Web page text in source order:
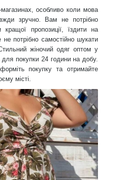
магазинах, особливо коли мова
зручно. Вам не потрібно
пропозиції, їздити на
потрібно самостійно шукати
жіночий одяг оптом у
для покупки 24 години на добу.
покупку та отримайте
місті.